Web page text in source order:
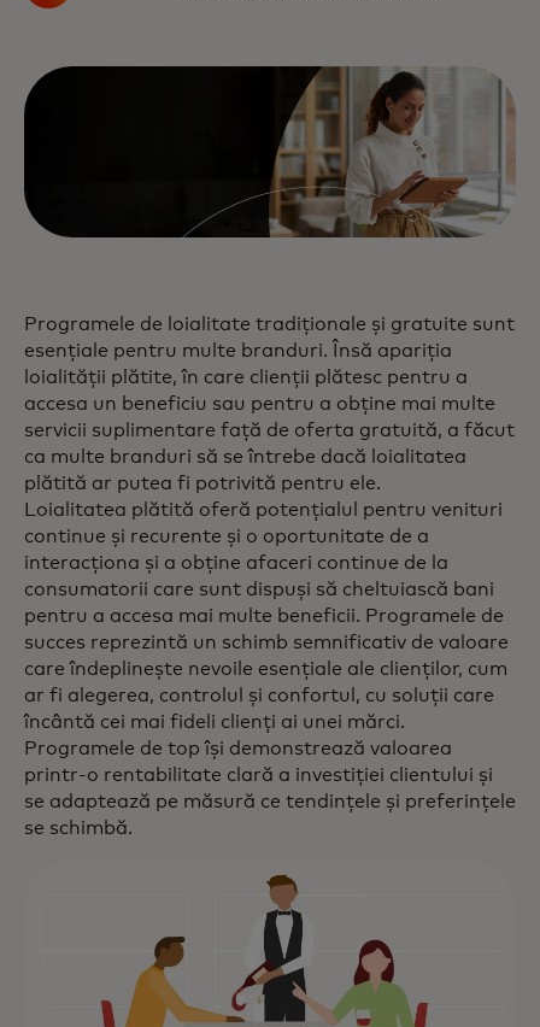
Programele de loialitate tradiționale și gratuite sunt
esențiale pentru multe branduri. Însă apariția
loialității plătite, în care clienții plătesc pentru a
accesa un beneficiu sau pentru a obține mai multe
servicii suplimentare față de oferta gratuită, a făcut
ca multe branduri să se întrebe dacă loialitatea
plătită ar putea fi potrivită pentru ele.
Loialitatea plătită oferă potențialul pentru venituri
continue și recurente și o oportunitate de a
interacționa și a obține afaceri continue de la
consumatorii care sunt dispuși să cheltuiască bani
pentru a accesa mai multe beneficii. Programele de
succes reprezintă un schimb semnificativ de valoare
care îndeplinește nevoile esențiale ale clienților, cum
ar fi alegerea, controlul și confortul, cu soluții care
încântă cei mai fideli clienți ai unei mărci.
Programele de top își demonstrează valoarea
printr-o rentabilitate clară a investiției clientului și
se adaptează pe măsură ce tendințele și preferințele
se schimbă.